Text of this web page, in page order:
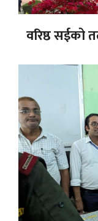
वरिष्ठ सईको